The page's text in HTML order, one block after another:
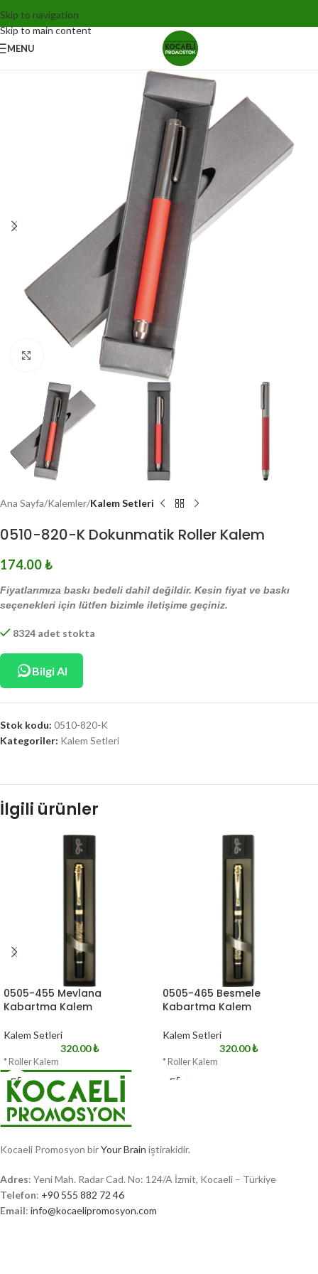
Skip to navigation
Skip to main content
MENU
Click to enlarge
Ana Sayfa Kalemler Kalem Setleri
0510-820-K Dokunmatik Roller Kalem
174.00₺
Fiyatlarımıza baskı bedeli dahil değildir. Kesin fiyat ve baskı
seçenekleri için lütfen bizimle iletişime geçiniz.
8324 adet stokta
Bilgi Al
Stok kodu: 0510-820-K
Kategoriler: Kalem Setleri
İlgili ürünler
0505-455 Mevlana
Kabartma Kalem
Kalem Setleri
320.00₺
* Roller Kalem
0505-465 Besmele
Kabartma Kalem
Kalem Setleri
320.00₺
* Roller Kalem
Kocaeli Promosyon birYour Brain iştirakidir.
Adres: Yeni Mah. Radar Cad. No: 124/A İzmit, Kocaeli – Türkiye
Telefon: +90 555 882 72 46
Email: info@kocaelipromosyon.com